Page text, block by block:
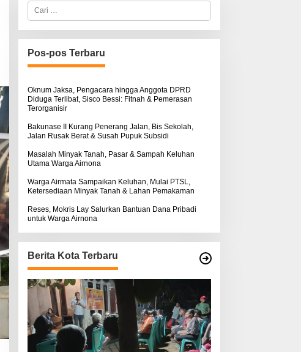
C
r
i
u
n
u
:
Pos-pos Terbaru
Oknum Jaksa, Pengacara hingga Anggota DPRD
Diduga Terlibat, Sisco Bessi: Fitnah & Pemerasan
Terorganisir
Bakunase II Kurang Penerang Jalan, Bis Sekolah,
Jalan Rusak Berat & Susah Pupuk Subsidi
Masalah Minyak Tanah, Pasar & Sampah Keluhan
Utama Warga Airnona
Warga Airmata Sampaikan Keluhan, Mulai PTSL,
Ketersediaan Minyak Tanah & Lahan Pemakaman
Reses, Mokris Lay Salurkan Bantuan Dana Pribadi
untuk Warga Airnona
Berita Kota Terbaru